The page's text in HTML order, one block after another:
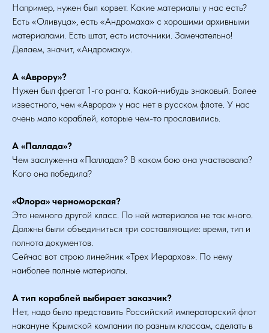
Например, нужен был корвет. Какие материалы у нас есть?
Есть «Оливуца», есть «Андромаха» с хорошими архивными
материалами. Есть штат, есть источники. Замечательно!
Делаем, значит, «Андромаху».
А «Аврору»?
Нужен был фрегат 1-го ранга. Какой-нибудь знаковый. Более
известного, чем «Аврора» у нас нет в русском флоте. У нас
очень мало кораблей, которые чем-то прославились.
А «Паллада»?
Чем заслуженна «Паллада»? В каком бою она участвовала?
Кого она победила?
«Флора» черноморская?
Это немного другой класс. По ней материалов не так много.
Должны были объединиться три составляющие: время, тип и
полнота документов.
Сейчас вот строю линейник «Трех Иерархов». По нему
наиболее полные материалы.
А тип кораблей выбирает заказчик?
Нет, надо было представить Российский императорский флот
накануне Крымской компании по разным классам, сделать в